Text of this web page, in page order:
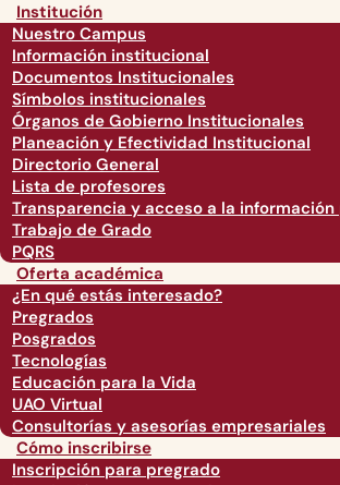
Institución
Nuestro Campus
Información institucional
Documentos Institucionales
Símbolos institucionales
Órganos de Gobierno Institucionales
Planeación y Efectividad Institucional
Directorio General
Lista de profesores
Transparencia y acceso a la
Trabajo de Grado
PQRS
Oferta académica
¿En qué estás interesado?
Pregrados
Posgrados
Tecnologías
Educación para la Vida
UAO Virtual
Consultorías y asesorías empresariales
Cómo inscribirse
Inscripción para pregrado